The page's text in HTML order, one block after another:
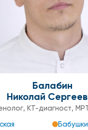
диагностики в
Власьевский пер. 9
не предназначенном
носилках или
пациентов
центров,
д. 48 Б и
Балабин
Николай
, КТ-диагност,